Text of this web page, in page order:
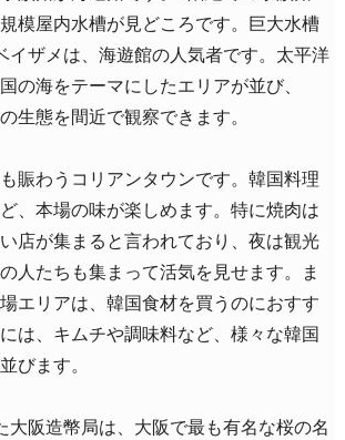
模屋内水槽が見どころです。巨大水槽
イザメは、海遊館の人気者です。太平洋
の海をテーマにしたエリアが並び、
生態を間近で観察できます。
賑わうコリアンタウンです。韓国料理
、本場の味が楽しめます。特に焼肉は
店が集まると言われており、夜は観光
人たちも集まって活気を見せます。ま
エリアは、韓国食材を買うのにおすす
は、キムチや調味料など、様々な韓国
びます。
大阪造幣局は、大阪で最も有名な桜の名